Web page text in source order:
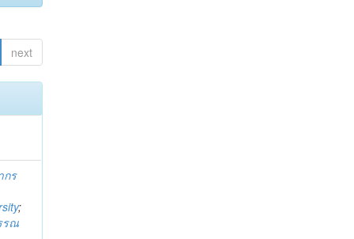
next
กร
;
รณ